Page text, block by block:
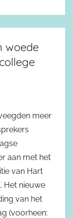
woede
meer
aan met het
van Hart
Het nieuwe
van het
(voorheen: